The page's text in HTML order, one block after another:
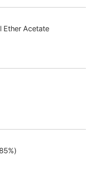
Ether Acetate